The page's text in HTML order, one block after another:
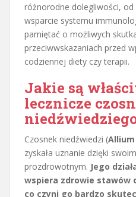
różnorodne dolegliwości,
wsparcie systemu
pamiętać o możliwych
przeciwwskazaniach przed
codziennej diety czy terapii.
Jakie są
lecznicze
Czosnek niedźwiedzi (
zyskała uznanie dzięki
prozdrowotnym. Jego
wspiera zdrowie stawów
co czyni go bardzo